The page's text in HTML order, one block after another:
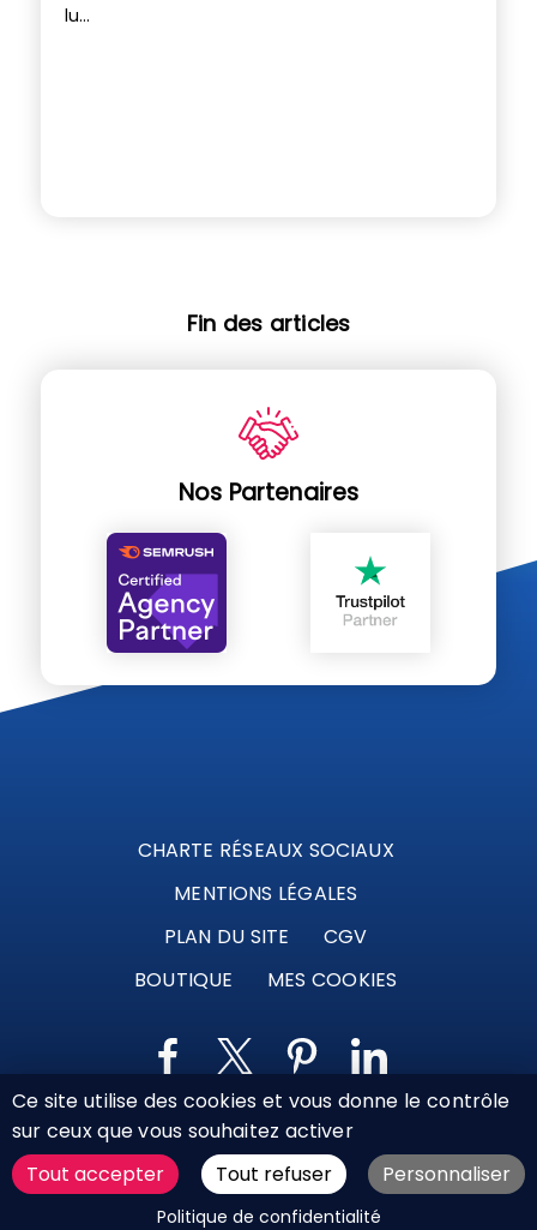
lu...
Fin des articles
DEMANDER UN DEVIS
Nos Partenaires
CHARTE RÉSEAUX SOCIAUX
MENTIONS LÉGALES
PLAN DU SITE
CGV
BOUTIQUE
MES COOKIES
Marque déposée © Agence Web Attichy, Compiègne,
Soissons, Noyon, Oise | 2011 / 2026
Ce site utilise des cookies et vous donne le contrôle
sur ceux que vous souhaitez activer
Tout accepter
Tout refuser Personnaliser
Politique de confidentialité